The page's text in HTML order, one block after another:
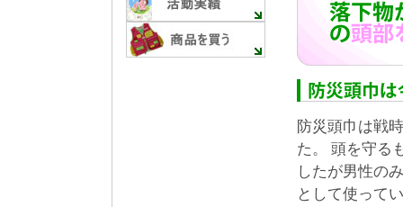
防災頭巾は戦
た。 頭を守る
したが男性の
として使って